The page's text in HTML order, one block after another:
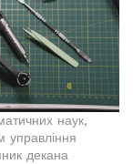
наук,
управління
декана